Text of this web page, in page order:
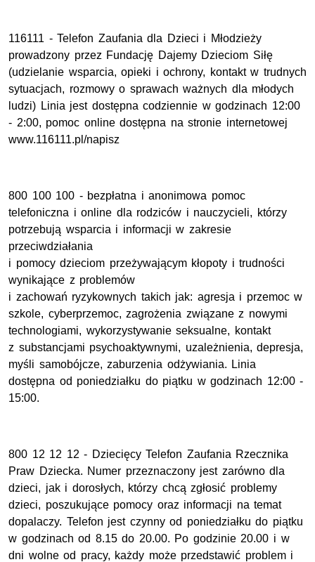
116111 - Telefon Zaufania dla Dzieci i Młodzieży
prowadzony przez Fundację Dajemy Dzieciom Siłę
(udzielanie wsparcia, opieki i ochrony, kontakt w trudnych
sytuacjach, rozmowy o sprawach ważnych dla młodych
ludzi) Linia jest dostępna codziennie w godzinach 12:00
- 2:00, pomoc online dostępna na stronie internetowej
www.116111.pl/napisz
800 100 100 - bezpłatna i anonimowa pomoc
telefoniczna i online dla rodziców i nauczycieli, którzy
potrzebują wsparcia i informacji w zakresie
przeciwdziałania
i pomocy dzieciom przeżywającym kłopoty i trudności
wynikające z problemów
i zachowań ryzykownych takich jak: agresja i przemoc w
szkole, cyberprzemoc, zagrożenia związane z nowymi
technologiami, wykorzystywanie seksualne, kontakt
z substancjami psychoaktywnymi, uzależnienia, depresja,
myśli samobójcze, zaburzenia odżywiania. Linia
dostępna od poniedziałku do piątku w godzinach 12:00 -
15:00.
800 12 12 12 - Dziecięcy Telefon Zaufania Rzecznika
Praw Dziecka. Numer przeznaczony jest zarówno dla
dzieci, jak i dorosłych, którzy chcą zgłosić problemy
dzieci, poszukujące pomocy oraz informacji na temat
dopalaczy. Telefon jest czynny od poniedziałku do piątku
w godzinach od 8.15 do 20.00. Po godzinie 20.00 i w
dni wolne od pracy, każdy może przedstawić problem i